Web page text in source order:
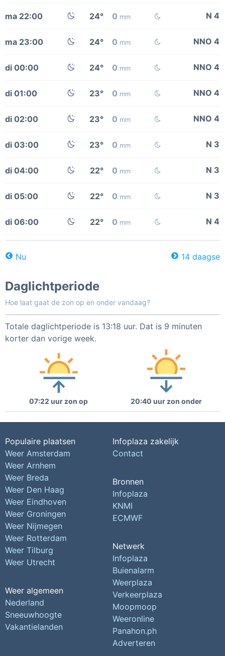
ma 22:00 24° 0 mm N 4
ma 23:00 24° 0 mm NNO 4
di 00:00 24° 0 mm NNO 4
di 01:00 23° 0 mm NNO 4
di 02:00 23° 0 mm NNO 4
di 03:00 23° 0 mm N 3
di 04:00 22° 0 mm N 3
di 05:00 22° 0 mm N 3
di 06:00 22° 0 mm N 4
Nu 14 daagse
Daglichtperiode
Hoe laat gaat de zon op en onder vandaag?
Totale daglichtperiode is 13:18 uur. Dat is 9 minuten
korter dan vorige week.
07:22 uur zon op 20:40 uur zon onder
Populaire plaatsen
Weer Amsterdam
Weer Arnhem
Weer Breda
Weer Den Haag
Weer Eindhoven
Weer Groningen
Weer Nijmegen
Weer Rotterdam
Weer Tilburg
Weer Utrecht
Weer algemeen
Nederland
Sneeuwhoogte
Vakantielanden
Infoplaza zakelijk
Contact
Bronnen
Infoplaza
KNMI
ECMWF
Netwerk
Infoplaza
Buienalarm
Weerplaza
Verkeerplaza
Moopmoop
Weeronline
Panahon.ph
Adverteren